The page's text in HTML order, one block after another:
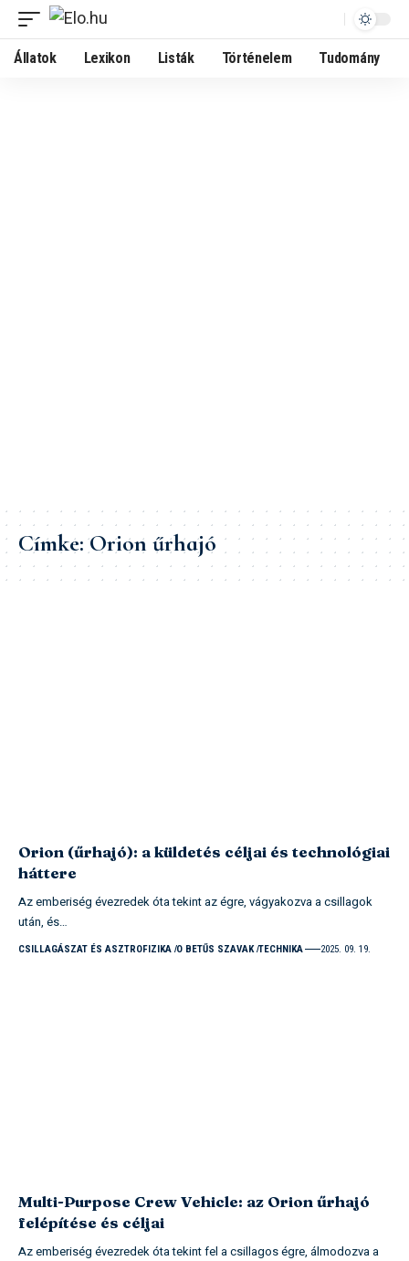
Állatok Lexikon Listák Történelem Tudomány
Címke:Orion űrhajó
Orion (űrhajó): a küldetés céljai és technológiai
háttere
Az emberiség évezredek óta tekint az égre, vágyakozva a csillagok
után, és…
CSILLAGÁSZAT ÉS ASZTROFIZIKA O BETŰS SZAVAK TECHNIKA 2025. 09. 19.
Multi-Purpose Crew Vehicle: az Orion űrhajó
felépítése és céljai
Az emberiség évezredek óta tekint fel a csillagos égre, álmodozva a